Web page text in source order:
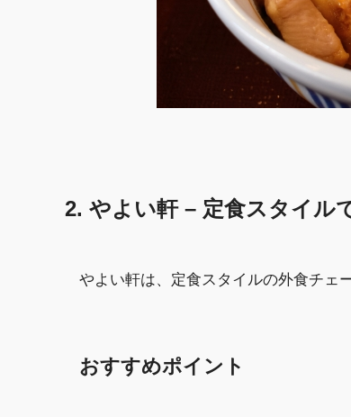
2. やよい軒 – 定食スタイル
やよい軒は、定食スタイルの外食チェ
おすすめポイント